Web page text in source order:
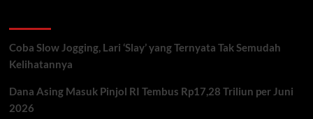
UU
Anti
Fraud,
Coba Slow Jogging, Lari ‘Slay’ yang Ternyata Tak Semudah
Kelihatannya
Dana Asing Masuk Pinjol RI Tembus Rp17,28 Triliun per Juni
2026